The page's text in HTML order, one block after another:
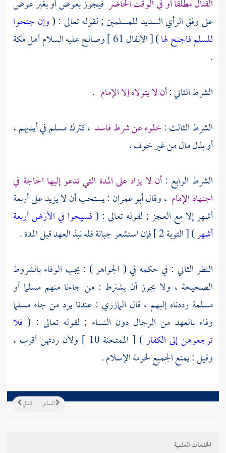
القتال مطلقا أو في الوقت الحاضر فيجوز بعوض أو بغير عوض
على وفق الرأي السديد للمسلمين ; لقوله تعالى : (وإن جنحوا
للسلم فاجنح لها) [ الأنفال 61 ] وصالح عليه السلام أهل
مكة
.
الشرط الثاني :أن لا يتولاه إلا الإمام .
الشرط الثالث :خلوه عن شرط فاسد ، كترك مسلم في أيديهم ،
أو بذل مال من غير خوف .
الشرط الرابع :أن لا يزاد على المدة التي تدعو إليها الحاجة في
اجتهاد الإمام ، وقالأبو عمران : يستحب أن لا يزيد على أربعة
أشهر إلا مع العجز ; لقوله تعالى : (فسيحوا في الأرض أربعة
أشهر) [ التوبة 2 ] فإن استشعر جبانة فله نبذ العهد قبل المدة .
النظر الثاني : في حكمه في ( الجواهر ) : يجب الوفاء بالشروط
الصحيحة ، ولا يجوز أن يشترط : من جاءنا منهم مسلما أو
مسلمة رددناه إليهم ، قال المازري : عندنا يرد من جاء مسلما
وفاء بالعهد من الرجال دون النساء ; لقوله تعالى : ( فلا
ترجعوهن إلى الكفار
) [ الممتحنة 10 ] ولأن ردتهن أقرب ،
وقيل : يمنع الجميع لحرمة الإسلام .
التالي السابق
الخدمات العلمية